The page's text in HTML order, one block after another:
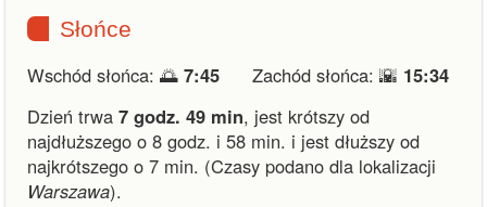
Słońce
Wschód słońca: 🌅 7:45 Zachód słońca: 🌇 15:34
Dzień trwa 7 godz. 49 min, jest krótszy od
najdłuższego o 8 godz. i 58 min. i jest dłuższy od
najkrótszego o 7 min. (Czasy podano dla lokalizacji
Warszawa).